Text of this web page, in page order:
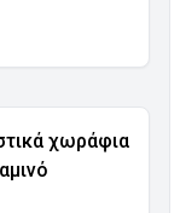
χωράφια